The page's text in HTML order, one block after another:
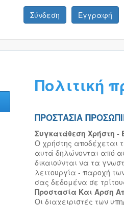
Σύνδεση Εγγραφή
Πολιτική
ΠΡΟΣΤΑΣΙΑ
Συγκατάθεση Χρήστη -
Ο χρήστης αποδέχεται
αυτά δηλώνονται από
δικαιούνται να τα
λειτουργία - παροχή
σας δεδομένα σε
Προστασία Και Άρση
Οι διαχειριστές των